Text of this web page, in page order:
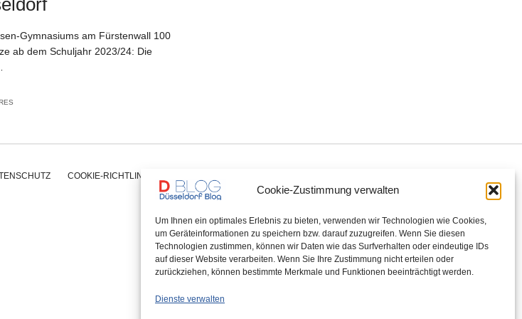
Cookie-Zustimmung verwalten
Um Ihnen ein optimales Erlebnis zu bieten, verwenden wir Technologien wie Cookies,
um Geräteinformationen zu speichern bzw. darauf zuzugreifen. Wenn Sie diesen
Technologien zustimmen, können wir Daten wie das Surfverhalten oder eindeutige IDs
auf dieser Website verarbeiten. Wenn Sie Ihre Zustimmung nicht erteilen oder
zurückziehen, können bestimmte Merkmale und Funktionen beeinträchtigt werden.
Dienste verwalten
Gymnasiums am Fürstenwall 100
ab dem Schuljahr 2023/24: Die
COOKIE-RICHTLINIE (EU)